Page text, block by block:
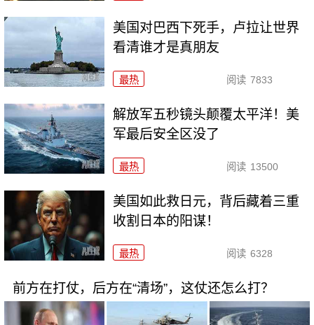
美国对巴西下死手，卢拉让世界
看清谁才是真朋友
最热 阅读 7833
解放军五秒镜头颠覆太平洋！美
军最后安全区没了
最热 阅读 13500
美国如此救日元，背后藏着三重
收割日本的阳谋！
最热 阅读 6328
前方在打仗，后方在“清场”，这仗还怎么打？